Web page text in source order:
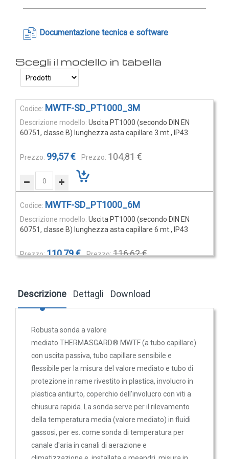
Documentazione tecnica e software
Elementi
raggruppati
MWTF-SD_PT1000_3M
Uscita PT1000 (secondo DIN EN
60751, classe B) lunghezza asta capillare 3 mt., IP43
99,57 € 104,81 €
MWTF-SD_PT1000_6M
Uscita PT1000 (secondo DIN EN
60751, classe B) lunghezza asta capillare 6 mt., IP43
110,79 € 116,62 €
MF-06_KUNSTSTOFF
58 x 86 x 25 mm Tmax 100°C per sonde Ø 6,2 mm
6,44 € 6,78 €
KRD-04
Staffa in plastica con passatubo per
Descrizione
Robusta sonda a valore
mediato THERMASGARD® MWTF (a tubo capillare)
con uscita passiva, tubo capillare sensibile e
flessibile per la misura del valore mediato e tubo di
protezione in rame rivestito in plastica, involucro in
plastica antiurto, coperchio dell'involucro con viti a
chiusura rapida. La sonda serve per il rilevamento
della temperatura media (valore mediato) in fluidi
gassosi, per es. come sonda di temperatura per
canale d'aria in canali di aerazione e
Dettagli Download
Rilevatori di condensa
Igrostati ambiente
Termo-igrometri ambiente
Strumenti di misura per materiali
Accessori e Ricambi
PRESSIONE
PORTATA
Sensori di pressione
Barometri
Trasmettitori pressione
Trasmettitori pressione differenziale
Pressostati
Sonde di livello
QUALITA'
DELL'ARIA
Sonde CO2
Sonde CO2 ambiente
Sonde CO2 da canale
Sonde VOC - Componenti Organici Volatili
Sonde VOC ambiente